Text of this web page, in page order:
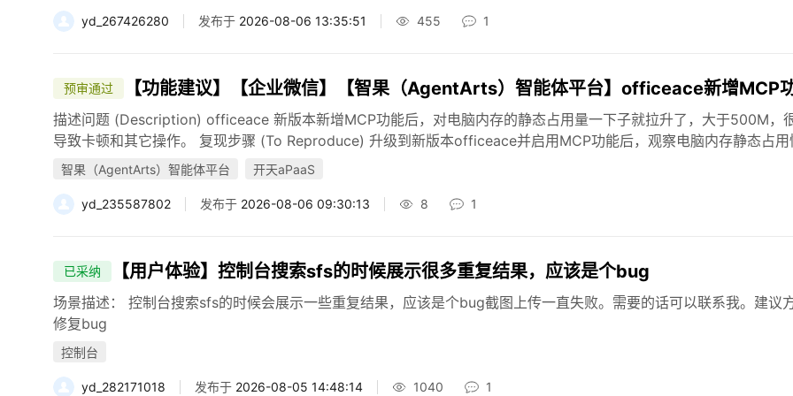
yd_267426280 发布于 2026-08-06 13:35:51 455 1
预审通过 【功能建议】【企业微信】【智果（AgentArts）智能体平台】officeace新增MCP
描述问题 (Description) officeace 新版本新增MCP功能后，对电脑内存的静态占用量一下子就拉升了，大于500M，
导致卡顿和其它操作。 复现步骤 (To Reproduce) 升级到新版本officeace并启用MCP功能后，观察电脑内存静态占用
智果（AgentArts）智能体平台 开天aPaaS
yd_235587802 发布于 2026-08-06 09:30:13 8 1
已采纳 【用户体验】控制台搜索sfs的时候展示很多重复结果，应该是个bug
场景描述： 控制台搜索sfs的时候会展示一些重复结果，应该是个bug截图上传一直失败。需要的话可以联系我。建议方
修复bug
控制台
yd_282171018 发布于 2026-08-05 14:48:14 1040 1